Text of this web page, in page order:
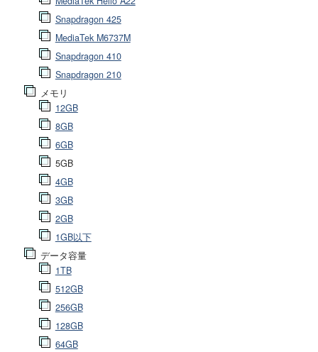
Snapdragon 425
MediaTek M6737M
Snapdragon 410
Snapdragon 210
メモリ
12GB
8GB
6GB
5GB
4GB
3GB
2GB
1GB以下
データ容量
1TB
512GB
256GB
128GB
64GB